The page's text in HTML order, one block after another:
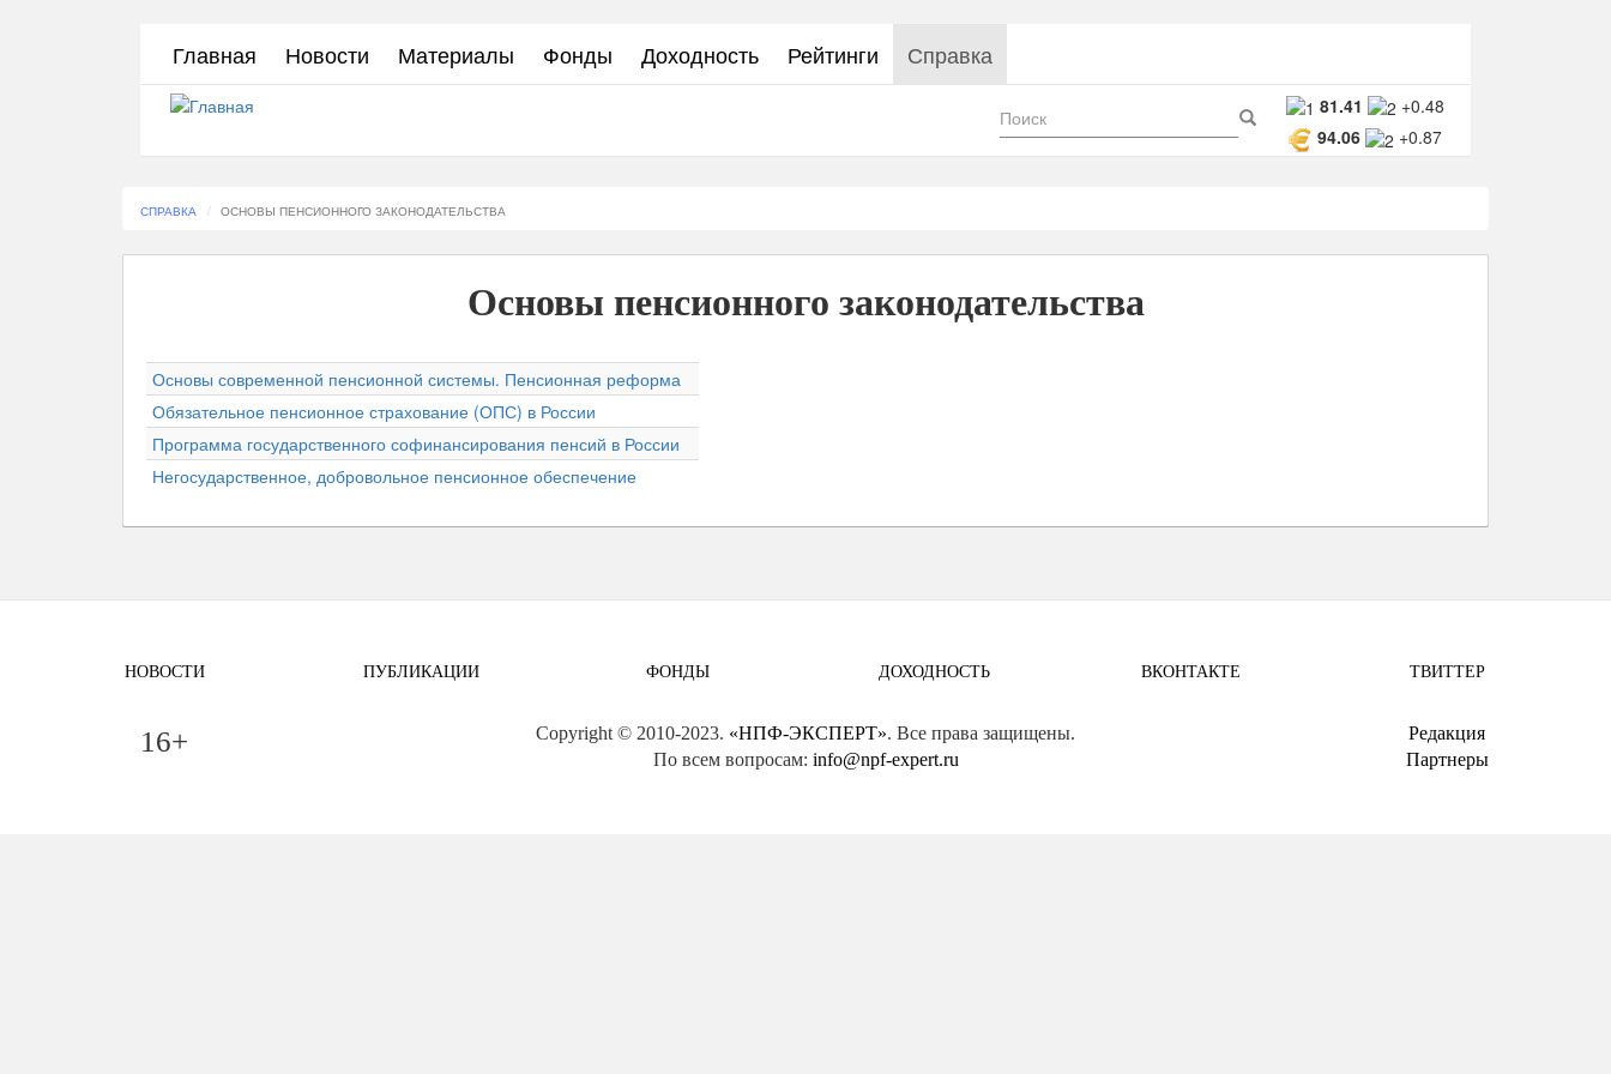
Главная Новости Материалы Фонды Доходность Рейтинги Справка
81.41
+0.48
94.06
+0.87
Форма
поиска Поиск
СПРАВКА ОСНОВЫ ПЕНСИОННОГО ЗАКОНОДАТЕЛЬСТВА
Основы пенсионного законодательства
Основы современной пенсионной системы. Пенсионная реформа
Обязательное пенсионное страхование (ОПС) в России
Программа государственного софинансирования пенсий в России
Негосударственное, добровольное пенсионное обеспечение
НОВОСТИ ПУБЛИКАЦИИ ФОНДЫ ДОХОДНОСТЬ ВКОНТАКТЕ ТВИТТЕР
16+ Copyright © 2010-2023. «НПФ-ЭКСПЕРТ». Все права защищены.
По всем вопросам: info@npf-expert.ru
Редакция
Партнеры